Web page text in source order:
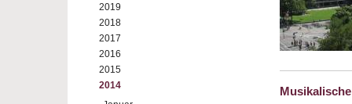
2019
2018
2017
2016
2015
2014